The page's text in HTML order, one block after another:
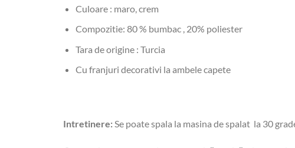
Culoare : maro, crem
Compozitie: 80 % bumbac , 20% poliester
Tara de origine : Turcia
Cu franjuri decorativi la ambele capete
Intretinere:Se poate spala la masina de spalat la 30